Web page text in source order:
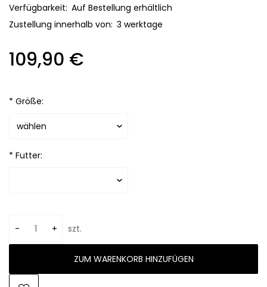
Verfügbarkeit: Auf Bestellung erhältlich
Zustellung innerhalb von: 3 werktage
109,90 €
* Größe:
* Futter:
- + szt.
ZUM WARENKORB HINZUFÜGEN